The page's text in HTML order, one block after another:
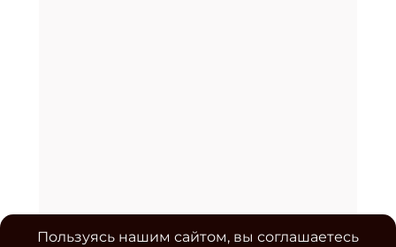
Пользуясь нашим сайтом, вы соглашаетесь